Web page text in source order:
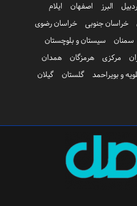
البرز اصفهان
ایلام
خراسان جنوبی
خراسان رضوی
سمنان
سیستان و بلوچستان
مرکزی هرمزگان
همدان
و بویراحمد گلستان
گیلان